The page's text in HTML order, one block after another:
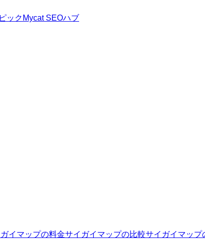
ック Mycat SEOハブ
イマップの料金サイガイマップの比較サイガイマップ